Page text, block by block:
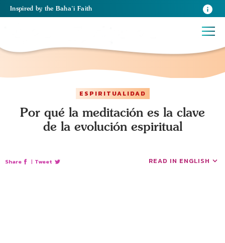
Inspired by the Baha’i Faith
ESPIRITUALIDAD
Por qué la meditación es la clave
de la evolución espiritual
Share | Tweet READ IN ENGLISH